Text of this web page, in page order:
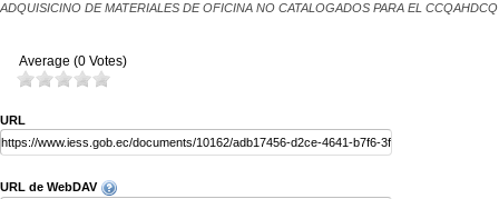
ADQUISICINO DE MATERIALES DE OFICINA NO CATALOGADOS PARA EL CCQAHDCQ
Average (0 Votes)
URL
URL de WebDAV